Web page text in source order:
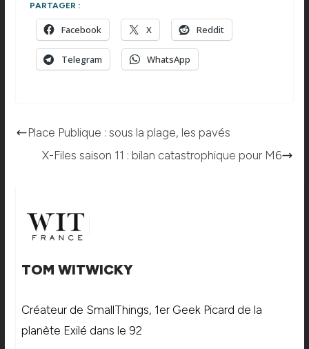
PARTAGER :
Facebook X Reddit
Telegram WhatsApp
Place Publique : sous la plage, les pavés
X-Files saison 11 : bilan catastrophique pour M6
TOM WITWICKY
Créateur de SmallThings, 1er Geek Picard de la
planète Exilé dans le 92